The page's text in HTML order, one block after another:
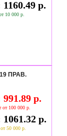
р.
10 000 р.
ПРАВ.
р.
от 100 000 р.
р.
50 000 р.